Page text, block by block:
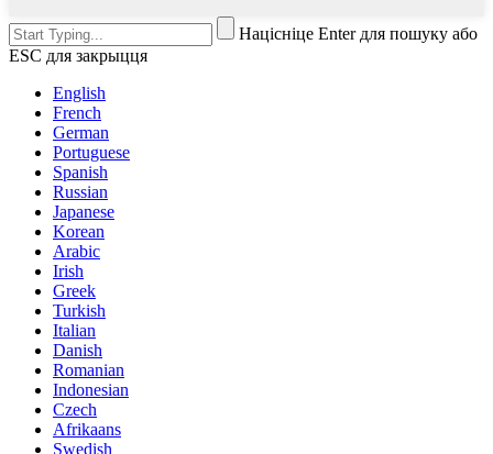
Націсніце Enter для пошуку або
ESC для закрыцця
English
French
German
Portuguese
Spanish
Russian
Japanese
Korean
Arabic
Irish
Greek
Turkish
Italian
Danish
Romanian
Indonesian
Czech
Afrikaans
Swedish